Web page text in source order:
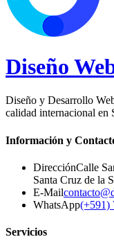
Diseño
Diseño y Desarrollo
calidad internacional en
Información y
DirecciónCalle
Santa Cruz de la
E-Mail
WhatsApp(+591)
Servicios